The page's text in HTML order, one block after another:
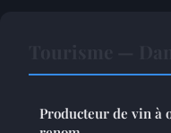
Producteur de vin à